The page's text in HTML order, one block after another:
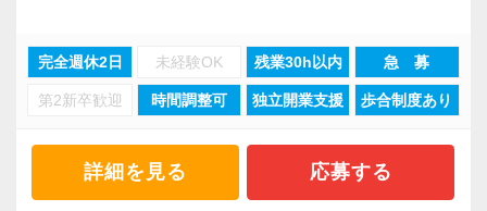
【成長できるフィールドと安心のサポート体
制】
当事務所はこれまでに、相談件数12,000件、会
社設立3,500社以上の豊富な支援実績を有してお
ります。
事務所は人気の表参道。
青山通りから直ぐ入ったビルにあり、表参道駅
女性ばかりの職場なので、とてもアットホーム
完全週休2日 未経験OK 残業30h以内 急 募
第2新卒歓迎 時間調整可 独立開業支援 歩合制度あり
詳細を見る 応募する